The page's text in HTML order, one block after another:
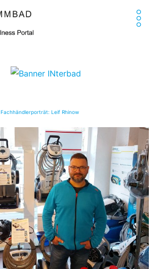
Fachhändlerporträt: Leif Rhinow